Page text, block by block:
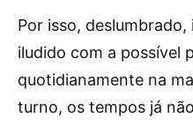
Por isso,
iludido com a possível
quotidianamente na
turno, os tempos já